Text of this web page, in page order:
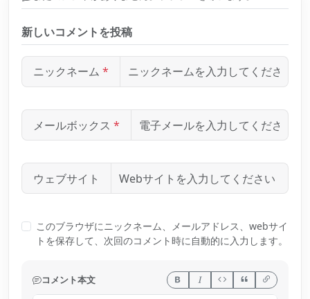
新しいコメントを投稿
ニックネーム *
メールボックス *
ウェブサイト
このブラウザにニックネーム、メールアドレス、webサイ
トを保存して、次回のコメント時に自動的に入力します。
コメント本文